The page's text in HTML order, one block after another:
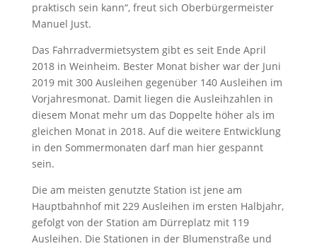
praktisch sein kann“, freut sich Oberbürgermeister
Manuel Just.
Das Fahrradvermietsystem gibt es seit Ende April
2018 in Weinheim. Bester Monat bisher war der Juni
2019 mit 300 Ausleihen gegenüber 140 Ausleihen im
Vorjahresmonat. Damit liegen die Ausleihzahlen in
diesem Monat mehr um das Doppelte höher als im
gleichen Monat in 2018. Auf die weitere Entwicklung
in den Sommermonaten darf man hier gespannt
sein.
Die am meisten genutzte Station ist jene am
Hauptbahnhof mit 229 Ausleihen im ersten Halbjahr,
gefolgt von der Station am Dürreplatz mit 119
Ausleihen. Die Stationen in der Blumenstraße und